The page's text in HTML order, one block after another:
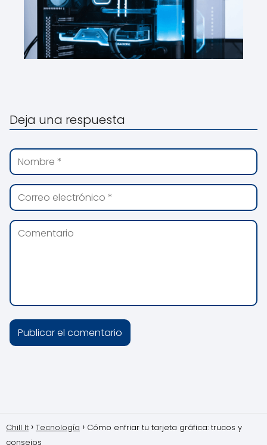
Deja una respuesta
Chill It Tecnología
Cómo enfriar tu tarjeta gráfica: trucos y
consejos